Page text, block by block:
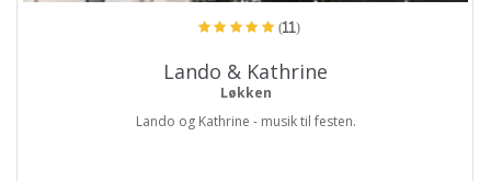
(11)
Lando & Kathrine
Løkken
Lando og Kathrine - musik til festen.